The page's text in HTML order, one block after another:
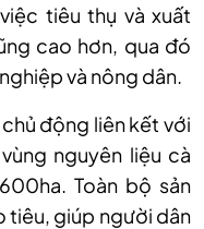
tiêu thụ và xuất
cao hơn, qua đó
và nông dân.
động liên kết với
nguyên liệu cà
Toàn bộ sản
tiêu, giúp người dân